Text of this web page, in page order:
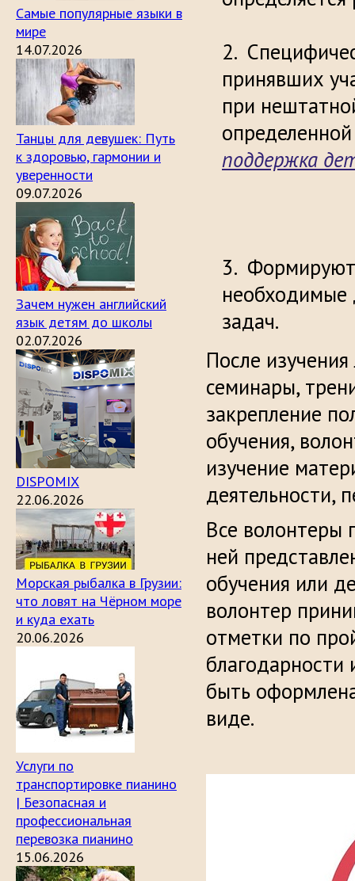
Самые популярные языки в
мире
14.07.2026
Танцы для девушек: Путь
к здоровью, гармонии и
уверенности
09.07.2026
Зачем нужен английский
язык детям до школы
02.07.2026
DISPOMIX
22.06.2026
Морская рыбалка в Грузии:
что ловят на Чёрном море
и куда ехать
20.06.2026
Услуги по
транспортировке пианино
| Безопасная и
профессиональная
перевозка пианино
15.06.2026
принявших
при
поддержка
необходимые
задач.
После
семинары,
закрепление
обучения,
изучение
деятельности,
Все волонтеры
ней
обучения или
волонтер
отметки по
быть
виде.